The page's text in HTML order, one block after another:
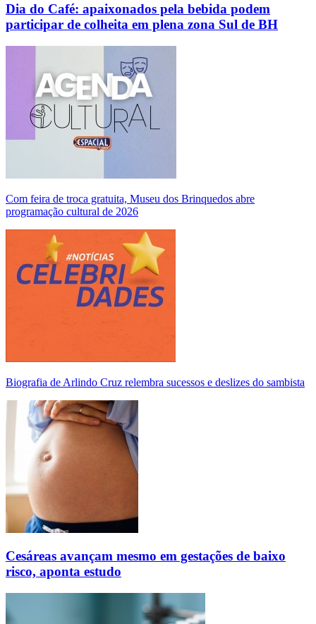
Dia do Café: apaixonados pela bebida podem
participar de colheita em plena zona Sul de BH
Com feira de troca gratuita, Museu dos Brinquedos abre
programação cultural de 2026
Biografia de Arlindo Cruz relembra sucessos e deslizes do sambista
Cesáreas avançam mesmo em gestações de baixo
risco, aponta estudo